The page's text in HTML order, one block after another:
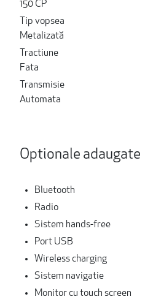
150 CP
Tip vopsea
Metalizată
Tractiune
Fata
Transmisie
Automata
Optionale adaugate
Bluetooth
Radio
Sistem hands-free
Port USB
Wireless charging
Sistem navigatie
Monitor cu touch screen